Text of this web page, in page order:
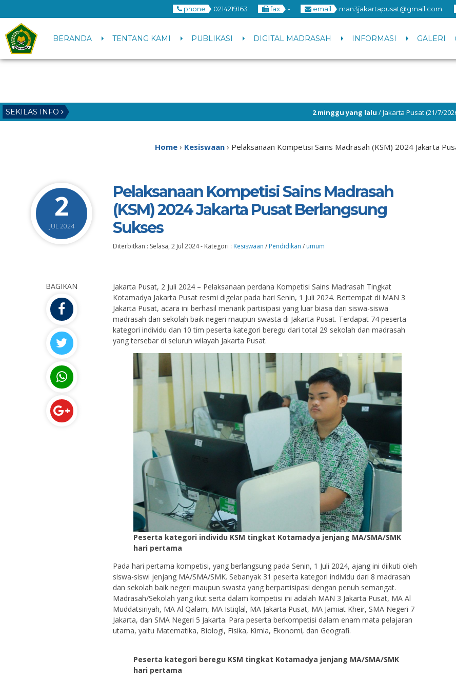
phone 0214219163 fax - email man3jakartapusat@gmail.com
BERANDA TENTANG KAMI PUBLIKASI DIGITAL MADRASAH INFORMASI GALERI
SEKILAS INFO 2 minggu yang lalu/ Jakarta Pusat (21/7/2026) – MAN 3 Jakarta
Home› Kesiswaan› Pelaksanaan Kompetisi Sains Madrasah (KSM) 2024 Jakarta
2
JUL 2024
Pelaksanaan Kompetisi Sains Madrasah
(KSM) 2024 Jakarta Pusat Berlangsung
Sukses
Diterbitkan : Selasa, 2 Jul 2024- Kategori : Kesiswaan / Pendidikan / umum
BAGIKAN
Jakarta Pusat, 2 Juli 2024 – Pelaksanaan perdana Kompetisi Sains Madrasah Tingkat
Kotamadya Jakarta Pusat resmi digelar pada hari Senin, 1 Juli 2024. Bertempat di MAN 3
Jakarta Pusat, acara ini berhasil menarik partisipasi yang luar biasa dari siswa-siswa
madrasah dan sekolah baik negeri maupun swasta di Jakarta Pusat. Terdapat 74 peserta
kategori individu dan 10 tim peserta kategori beregu dari total 29 sekolah dan madrasah
yang tersebar di seluruh wilayah Jakarta Pusat.
Peserta kategori individu KSM tingkat Kotamadya jenjang MA/SMA/SMK
hari pertama
Pada hari pertama kompetisi, yang berlangsung pada Senin, 1 Juli 2024, ajang ini diikuti oleh
siswa-siswi jenjang MA/SMA/SMK. Sebanyak 31 peserta kategori individu dari 8 madrasah
dan sekolah baik negeri maupun swasta yang berpartisipasi dengan penuh semangat.
Madrasah/Sekolah yang ikut serta dalam kompetisi ini adalah MAN 3 Jakarta Pusat, MA Al
Muddatsiriyah, MA Al Qalam, MA Istiqlal, MA Jakarta Pusat, MA Jamiat Kheir, SMA Negeri 7
Jakarta, dan SMA Negeri 5 Jakarta. Para peserta berkompetisi dalam enam mata pelajaran
utama, yaitu Matematika, Biologi, Fisika, Kimia, Ekonomi, dan Geografi.
Peserta kategori beregu KSM tingkat Kotamadya jenjang MA/SMA/SMK
hari pertama